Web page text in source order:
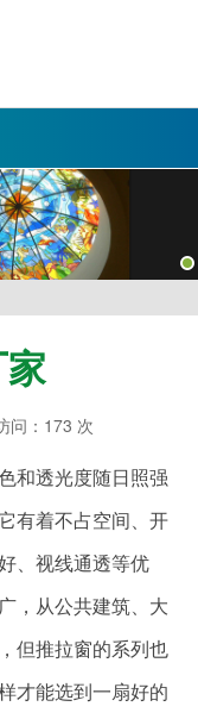
问：173 次
和透光度随日照强
有着不占空间、开
、视线通透等优
，从公共建筑、大
但推拉窗的系列也
才能选到一扇好的